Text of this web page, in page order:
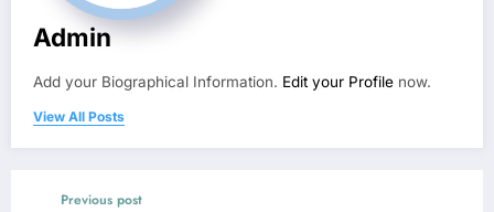
Admin
Add your Biographical Information. Edit your Profile now.
View All Posts
Previous post